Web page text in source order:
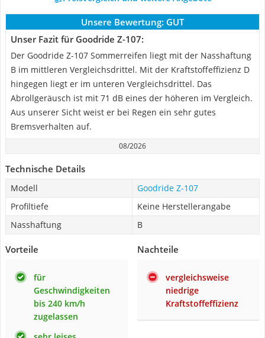
Unsere Bewertung: GUT
Unser Fazit für Goodride Z-107:
Der Goodride Z-107 Sommerreifen liegt mit der Nasshaftung
B im mittleren Vergleichsdrittel. Mit der Kraftstoffeffizienz D
hingegen liegt er im unteren Vergleichsdrittel. Das
Abrollgeräusch ist mit 71 dB eines der höheren im Vergleich.
Aus unserer Sicht weist er bei Regen ein sehr gutes
Bremsverhalten auf.
08/2026
Technische Details
Modell
Goodride Z-107
Profiltiefe
Keine Herstellerangabe
Nasshaftung
B
Vorteile
für
Geschwindigkeiten
bis 240 km/h
zugelassen
Nachteile
vergleichsweise
niedrige
Kraftstoffeffizienz